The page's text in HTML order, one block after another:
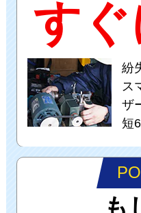
す
紛
ス
ザ
短
も